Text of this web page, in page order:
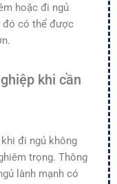
hoặc đi ngủ
đó có thể được
khi cần
đi ngủ không
trọng. Thông
lành mạnh có